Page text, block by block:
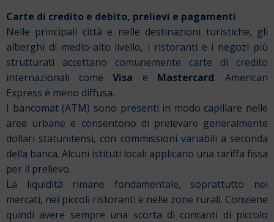
Carte di credito e debito, prelievi e pagamenti
Nelle principali città e nelle destinazioni turistiche, gli
alberghi di medio-alto livello, i ristoranti e i negozi più
strutturati accettano comunemente carte di credito
internazionali comeVisa e Mastercard. American
Express è meno diffusa.
I bancomat (ATM) sono presenti in modo capillare nelle
aree urbane e consentono di prelevare generalmente
dollari statunitensi, con commissioni variabili a seconda
della banca. Alcuni istituti locali applicano una tariffa fissa
per il prelievo.
La liquidità rimane fondamentale, soprattutto nei
mercati, nei piccoli ristoranti e nelle zone rurali. Conviene
quindi avere sempre una scorta di contanti di piccolo